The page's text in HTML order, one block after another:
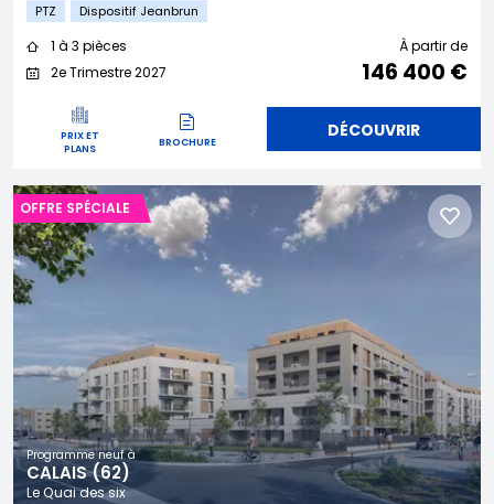
PTZ Dispositif Jeanbrun
1 à 3 pièces
2e Trimestre 2027
À partir de
146 400 €
PRIX ET
PLANS
BROCHURE
DÉCOUVRIR
Programme neuf à
CALAIS (62)
Le Quai des six
OFFRE SPÉCIALE